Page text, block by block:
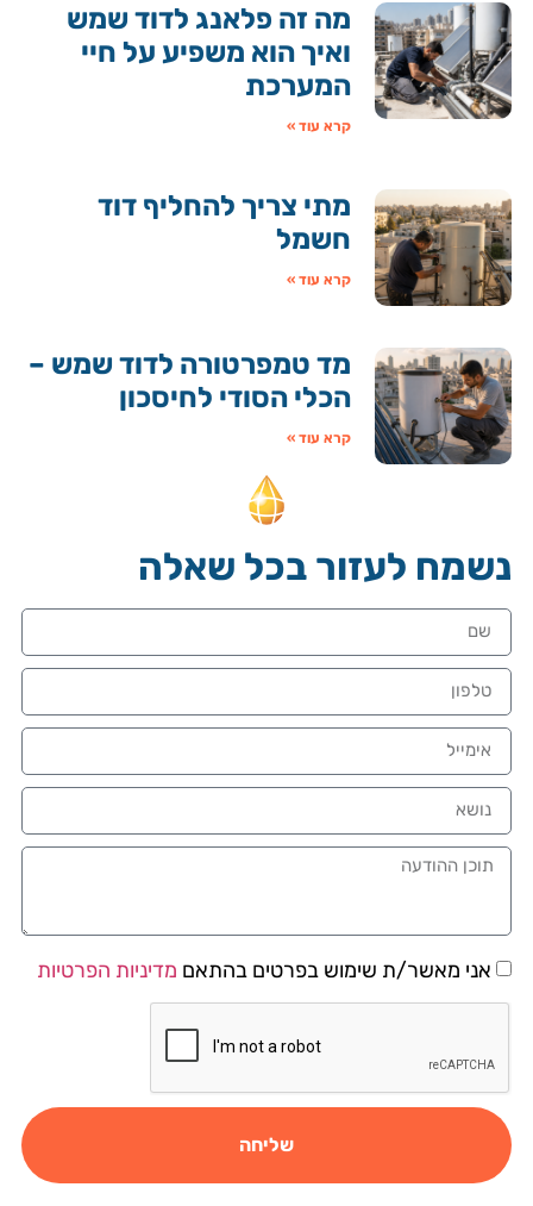
מה זה פלאנג לדוד שמש
ואיך הוא משפיע על חיי
המערכת
קרא עוד »
מתי צריך להחליף דוד
חשמל
קרא עוד »
מד טמפרטורה לדוד שמש –
הכלי הסודי לחיסכון
קרא עוד »
נשמח לעזור בכל שאלה
אני מאשר/ת שימוש בפרטים בהתאם מדיניות הפרטיות
שליחה